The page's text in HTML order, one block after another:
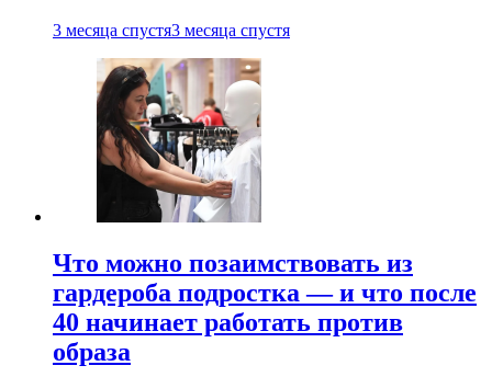
3 месяца спустя3 месяца спустя
Что можно позаимствовать из
гардероба подростка — и что после
40 начинает работать против
образа